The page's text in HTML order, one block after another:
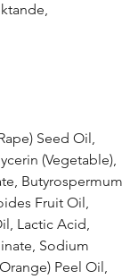
Seed Oil,
(Vegetable),
Butyrospermum
Fruit Oil,
Lactic Acid,
Sodium
Peel Oil,